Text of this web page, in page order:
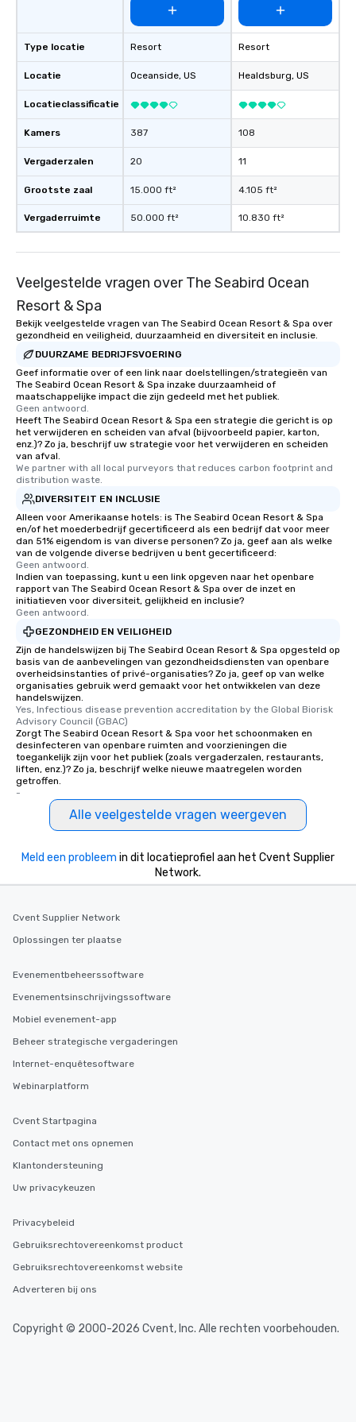
Type locatie
Locatie
Locatieclassificatie
Kamers
Vergaderzalen
Grootste zaal
Vergaderruimte
Resort
Oceanside, US
387
20
15.000 ft²
50.000 ft²
Resort
Healdsburg, US
108
11
4.105 ft²
10.830 ft²
Veelgestelde vragen over The Seabird Ocean
Resort & Spa
Bekijk veelgestelde vragen van The Seabird Ocean Resort & Spa over
gezondheid en veiligheid, duurzaamheid en diversiteit en inclusie.
DUURZAME BEDRIJFSVOERING
Geef informatie over of een link naar doelstellingen/strategieën van
The Seabird Ocean Resort & Spa inzake duurzaamheid of
maatschappelijke impact die zijn gedeeld met het publiek.
Geen antwoord.
Heeft The Seabird Ocean Resort & Spa een strategie die gericht is op
het verwijderen en scheiden van afval (bijvoorbeeld papier, karton,
enz.)? Zo ja, beschrijf uw strategie voor het verwijderen en scheiden
van afval.
We partner with all local purveyors that reduces carbon footprint and
distribution waste.
DIVERSITEIT EN INCLUSIE
Alleen voor Amerikaanse hotels: is The Seabird Ocean Resort & Spa
en/of het moederbedrijf gecertificeerd als een bedrijf dat voor meer
dan 51% eigendom is van diverse personen? Zo ja, geef aan als welke
van de volgende diverse bedrijven u bent gecertificeerd:
Geen antwoord.
Indien van toepassing, kunt u een link opgeven naar het openbare
rapport van The Seabird Ocean Resort & Spa over de inzet en
initiatieven voor diversiteit, gelijkheid en inclusie?
Geen antwoord.
GEZONDHEID EN VEILIGHEID
Zijn de handelswijzen bij The Seabird Ocean Resort & Spa opgesteld op
basis van de aanbevelingen van gezondheidsdiensten van openbare
overheidsinstanties of privé-organisaties? Zo ja, geef op van welke
organisaties gebruik werd gemaakt voor het ontwikkelen van deze
handelswijzen.
Yes, Infectious disease prevention accreditation by the Global Biorisk
Advisory Council (GBAC)
Zorgt The Seabird Ocean Resort & Spa voor het schoonmaken en
desinfecteren van openbare ruimten and voorzieningen die
toegankelijk zijn voor het publiek (zoals vergaderzalen, restaurants,
liften, enz.)? Zo ja, beschrijf welke nieuwe maatregelen worden
getroffen.
-
Alle veelgestelde vragen weergeven
Meld een probleem in dit locatieprofiel aan het Cvent Supplier
Network.
Cvent Supplier Network
Oplossingen ter plaatse
Evenementbeheerssoftware
Evenementsinschrijvingssoftware
Mobiel evenement-app
Beheer strategische vergaderingen
Internet-enquêtesoftware
Webinarplatform
Cvent Startpagina
Contact met ons opnemen
Klantondersteuning
Uw privacykeuzen
Privacybeleid
Gebruiksrechtovereenkomst product
Gebruiksrechtovereenkomst website
Adverteren bij ons
Copyright © 2000-2026 Cvent, Inc. Alle rechten voorbehouden.